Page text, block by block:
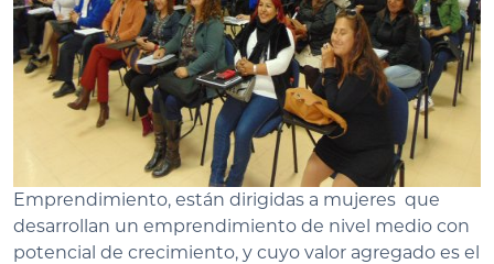
Emprendimiento, están dirigidas a mujeres que
desarrollan un emprendimiento de nivel medio con
potencial de crecimiento, y cuyo valor agregado es el